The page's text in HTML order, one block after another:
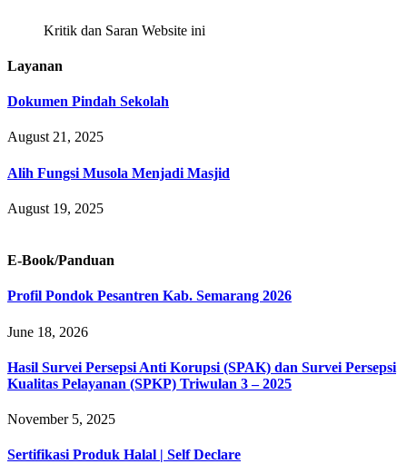
Kritik dan Saran Website ini
Layanan
Dokumen Pindah Sekolah
August 21, 2025
Alih Fungsi Musola Menjadi Masjid
August 19, 2025
E-Book/Panduan
Profil Pondok Pesantren Kab. Semarang 2026
June 18, 2026
Hasil Survei Persepsi Anti Korupsi (SPAK) dan Survei Persepsi
Kualitas Pelayanan (SPKP) Triwulan 3 – 2025
November 5, 2025
Sertifikasi Produk Halal | Self Declare